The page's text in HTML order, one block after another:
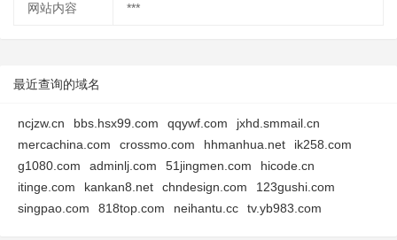
网站内容 ***
最近查询的域名
ncjzw.cn bbs.hsx99.com qqywf.com
jxhd.smmail.cn
mercachina.com
crossmo.com hhmanhua.net
ik258.com
g1080.com
adminlj.com 51jingmen.com
hicode.cn
itinge.com
kankan8.net chndesign.com
123gushi.com
singpao.com
818top.com neihantu.cc tv.yb983.com